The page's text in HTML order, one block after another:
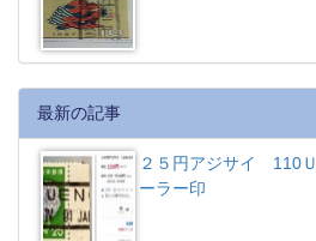
最新の記事
２５円アジサイ 110
ーラー印